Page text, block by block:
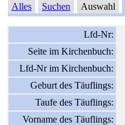
Alles Suchen Auswahl
Lfd-Nr:
Seite im Kirchenbuch:
Lfd-Nr im Kirchenbuch:
Geburt des Täuflings:
Taufe des Täuflings:
Vorname des Täuflings: